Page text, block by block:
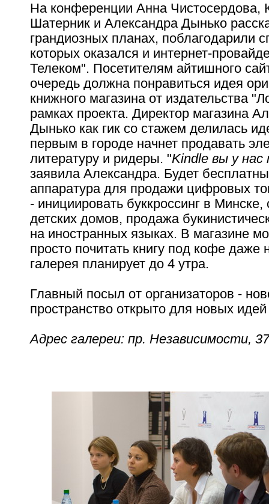
На конференции Анна Чистосердова,
Шатерник и Александра Дынько
грандиозных планах, поблагодарили
которых оказался и интернет-
Телеком". Посетителям айтишного
очередь должна понравиться идея
книжного магазина от издательства
рамках проекта. Директор магазина
Дынько как гик со стажем делилась
первым в городе начнет продавать
литературу и ридеры. "Kindle вы у
заявила Александра. Будет
аппаратура для продажи цифровых
- инициировать буккроссинг в Минске,
детских домов, продажа
на иностранных языках. В магазине
просто почитать книгу под кофе даже
галерея планирует до 4 утра.
Главный посыл от организаторов -
пространство открыто для новых
Адрес галереи: пр. Независимости,